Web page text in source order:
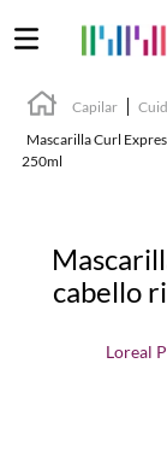
Capilar
Mascarilla Curl
250ml
cabello
Loreal